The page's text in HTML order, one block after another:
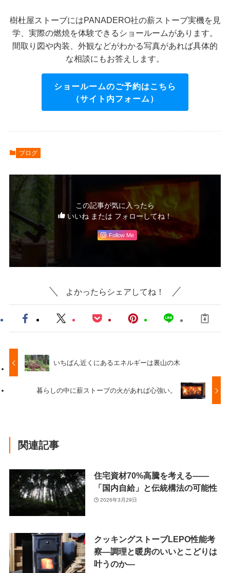
樹杜屋ストーブにはPANADERO社の薪ストーブ実機を見
学、実際の燃焼を体験できるショールームがあります。
間取り図や内装、外観などがわかる写真があれば具体的
な相談にもお答えします。
ショールームのご予約はこちら
（サイト内フォーム）
ブログ
この記事が気に入ったら
いいね または フォローしてね！
Follow Me
よかったらシェアしてね！
いちばん近くにあるエネルギーは裏山の木
暮らしの中に薪ストーブの火があれば心強い。
関連記事
住宅資材70%高騰を考える——
「国内自給」と伝統構法の可能性
2026年3月29日
クッキングストーブLEPO性能考
察―調理と暖房のいいとこどりは
叶うのか―